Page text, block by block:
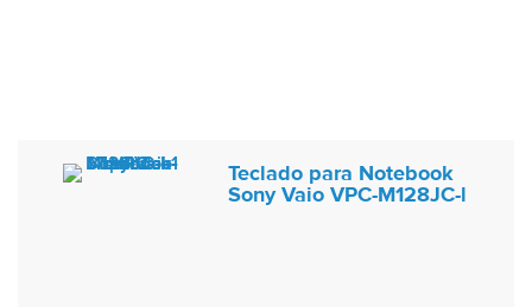
Teclado para Notebook
Sony Vaio VPC-M128JC-l